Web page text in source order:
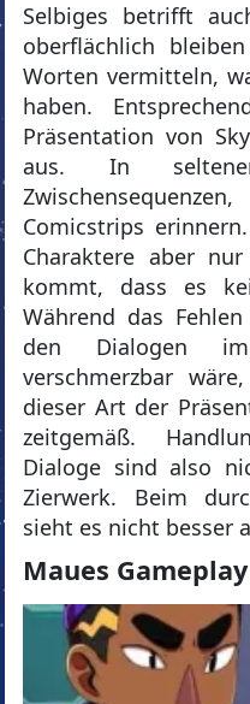
Selbiges betrifft
oberflächlich
Worten vermitteln,
haben.
Präsentation von
aus. In
Comicstrips
Charaktere aber
kommt, dass es
Während das
den Dialogen
verschmerzbar
dieser Art der
zeitgemäß.
Dialoge sind also
Zierwerk. Beim
sieht es nicht besser
Maues Gameplay